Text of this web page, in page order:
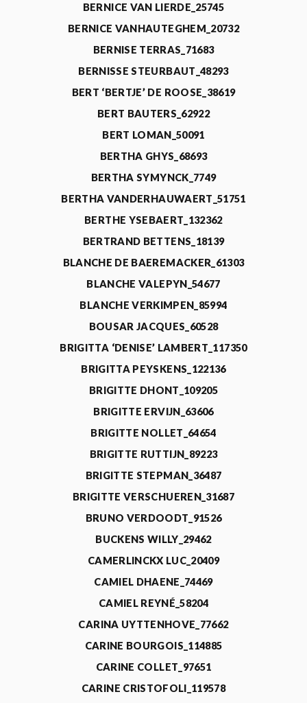
BERNICE VAN LIERDE_25745
BERNICE VANHAUTEGHEM_20732
BERNISE TERRAS_71683
BERNISSE STEURBAUT_48293
BERT ‘BERTJE’ DE ROOSE_38619
BERT BAUTERS_62922
BERT LOMAN_50091
BERTHA GHYS_68693
BERTHA SYMYNCK_7749
BERTHA VANDERHAUWAERT_51751
BERTHE YSEBAERT_132362
BERTRAND BETTENS_18139
BLANCHE DE BAEREMACKER_61303
BLANCHE VALEPYN_54677
BLANCHE VERKIMPEN_85994
BOUSAR JACQUES_60528
BRIGITTA ‘DENISE’ LAMBERT_117350
BRIGITTA PEYSKENS_122136
BRIGITTE DHONT_109205
BRIGITTE ERVIJN_63606
BRIGITTE NOLLET_64654
BRIGITTE RUTTIJN_89223
BRIGITTE STEPMAN_36487
BRIGITTE VERSCHUEREN_31687
BRUNO VERDOODT_91526
BUCKENS WILLY_29462
CAMERLINCKX LUC_20409
CAMIEL DHAENE_74469
CAMIEL REYNÉ_58204
CARINA UYTTENHOVE_77662
CARINE BOURGOIS_114885
CARINE COLLET_97651
CARINE CRISTOFOLI_119578